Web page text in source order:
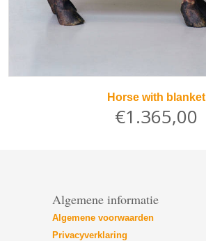
Horse with blanket
€1.365,00
Algemene informatie
Algemene voorwaarden
Privacyverklaring